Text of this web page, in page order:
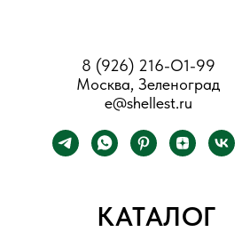
8 (926) 216-О1-99
Москва, Зеленоград
e@shellest.ru
КАТАЛОГ